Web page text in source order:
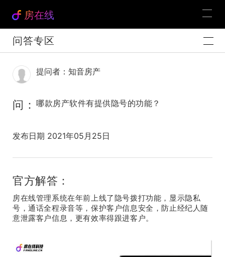
房在线
问答专区
提问者：知音房产
问： 哪款房产软件有提供隐号的功能？
发布日期 2021年05月25日
官方解答：
房在线管理系统在年前上线了隐号拨打功能，显示隐私
号，通话全程录音等，保护客户信息安全，防止经纪人随
意泄露客户信息，更有效率得跟进客户。